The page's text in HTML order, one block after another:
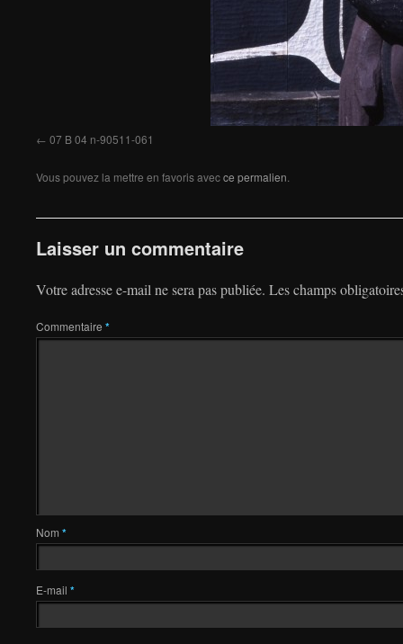
07 B 04 n-90511-061
Vous pouvez la mettre en favoris avecce permalien
Laisser un commentaire
Votre adresse e-mail ne sera pas publiée. Les champs
Commentaire *
Nom *
E-mail *